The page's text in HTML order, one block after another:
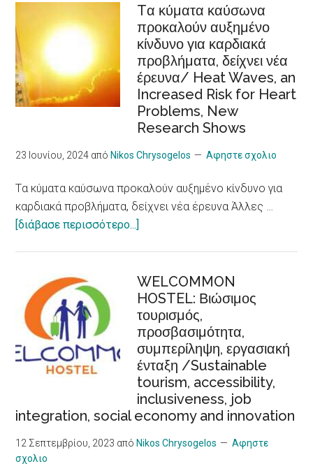
Φροντίδας
/Recognition
of
cooperatives
in
the
European
Care
Strategy
Tα κύματα καύσωνα
προκαλούν αυξημένο
κίνδυνο για καρδιακά
προβλήματα, δείχνει νέα
έρευνα/ Heat Waves, an
Increased Risk for Heart
Problems, New
Research Shows
23 Ιουνίου, 2024 από Nikos Chrysogelos Αφηστε σχολιο
Tα κύματα καύσωνα προκαλούν αυξημένο κίνδυνο για
καρδιακά προβλήματα, δείχνει νέα έρευνα Άλλες …
[διάβασε περισσότερο...]
καύσωνα
προκαλούν
αυξημένο
κίνδυνο
για
καρδιακά
προβλήματα,
δείχνει
νέα
έρευνα/
WELCOMMON
HOSTEL: Βιώσιμος
τουρισμός,
προσβασιμότητα,
συμπερίληψη, εργασιακή
ένταξη /Sustainable
tourism, accessibility,
inclusiveness, job
integration, social economy and innovation
12 Σεπτεμβρίου, 2023 από Nikos Chrysogelos
Αφηστε
σχολιο